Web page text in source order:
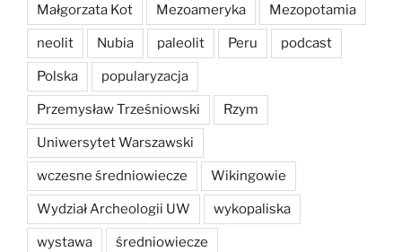
Małgorzata Kot Mezoameryka Mezopotamia
neolit Nubia paleolit Peru podcast
Polska popularyzacja
Przemysław Trześniowski Rzym
Uniwersytet Warszawski
wczesne średniowiecze Wikingowie
Wydział Archeologii UW wykopaliska
wystawa średniowiecze